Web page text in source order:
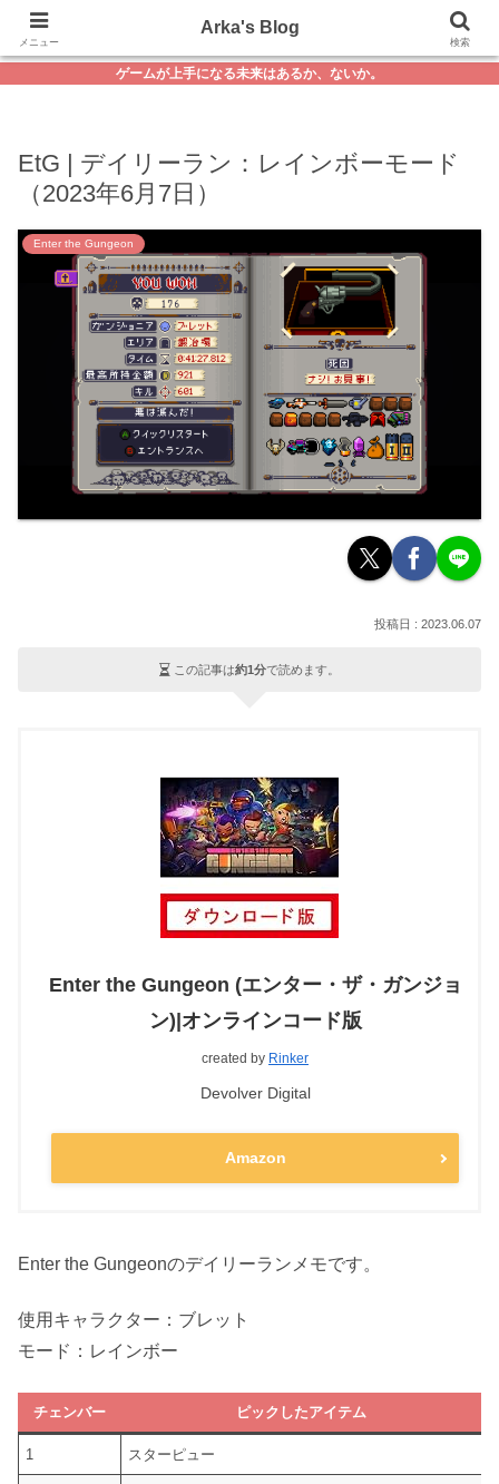
ゲームが上手になる未来はあるか、ないか。
EtG | デイリーラン：レインボーモード
（2023年6月7日）
Enter the Gungeon
2023.06.07
この記事は約1分で読めます。
Enter the Gungeon (エンター・ザ・ガンジョ
ン)|オンラインコード版
created by Rinker
Devolver Digital
Amazon
Enter the Gungeonのデイリーランメモです。
使用キャラクター：ブレット
モード：レインボー
チェンバー ピックしたアイテム
1 スターピュー
メニュー
Arka's Blog
検索